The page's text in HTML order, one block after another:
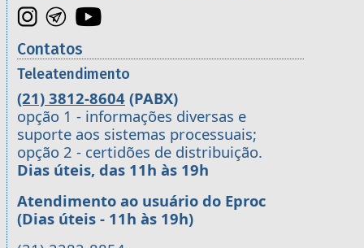
Contatos
Teleatendimento
(21) 3812-8604 (PABX)
opção 1 - informações diversas e
suporte aos sistemas processuais;
opção 2 - certidões de distribuição.
Dias úteis, das 11h às 19h
Atendimento ao usuário do Eproc
(Dias úteis - 11h às 19h)